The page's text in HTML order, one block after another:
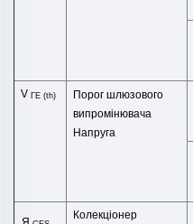
VГЕ(th)
Порог шлюзового
випромінювача
Напруга
Колекціонер